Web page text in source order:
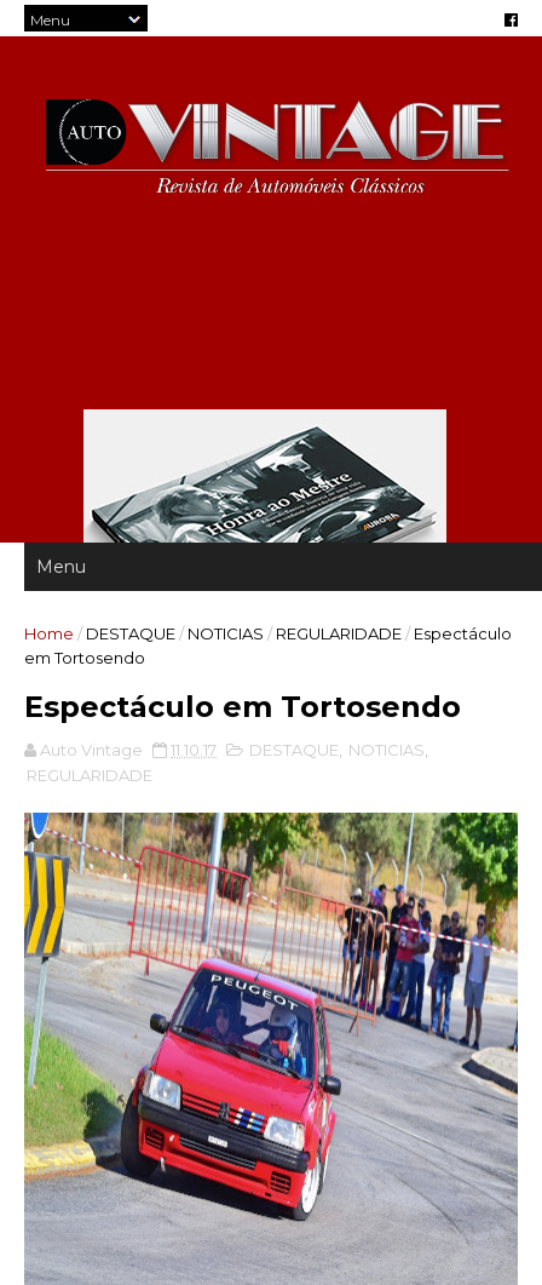
Home / DESTAQUE/ NOTICIAS / REGULARIDADE/ Espectáculo
em Tortosendo
Espectáculo em Tortosendo
Auto Vintage 11.10.17 DESTAQUE NOTICIAS
REGULARIDADE